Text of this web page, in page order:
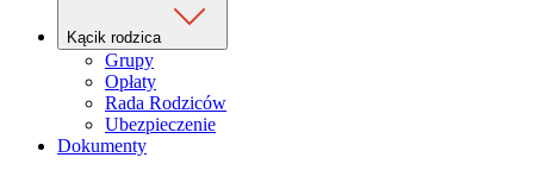
Kącik rodzica
Grupy
Opłaty
Rada Rodziców
Ubezpieczenie
Dokumenty